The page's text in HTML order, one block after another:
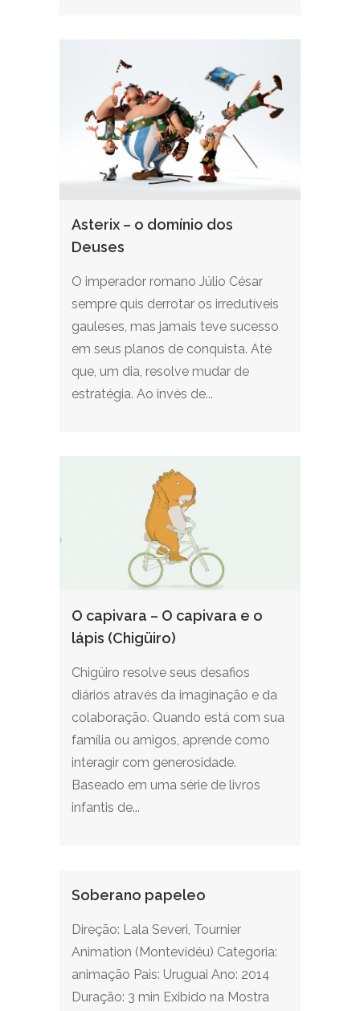
Asterix – o domínio dos
Deuses
O imperador romano Júlio César
sempre quis derrotar os irredutíveis
gauleses, mas jamais teve sucesso
em seus planos de conquista. Até
que, um dia, resolve mudar de
estratégia. Ao invés de...
O capivara – O capivara e o
lápis (Chigüiro)
Chigüiro resolve seus desafios
diários através da imaginação e da
colaboração. Quando está com sua
família ou amigos, aprende como
interagir com generosidade.
Baseado em uma série de livros
infantis de...
Soberano papeleo
Direção: Lala Severi, Tournier
Animation (Montevidéu) Categoria:
animação Pais: Uruguai Ano: 2014
Duração: 3 min Exibido na Mostra